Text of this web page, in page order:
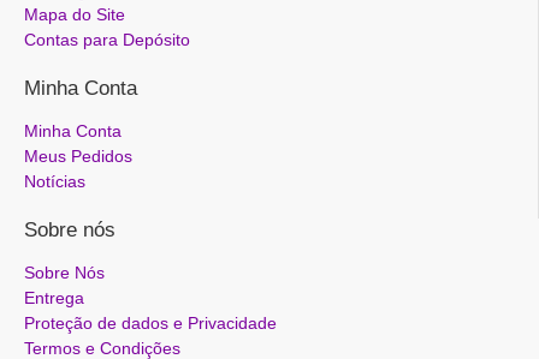
Mapa do Site
Contas para Depósito
Minha Conta
Minha Conta
Meus Pedidos
Notícias
Sobre nós
Sobre Nós
Entrega
Proteção de dados e Privacidade
Termos e Condições